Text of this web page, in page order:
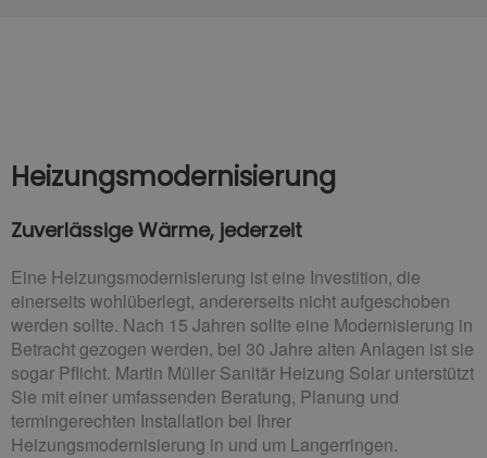
Heizungsmodernisierung
Zuverlässige Wärme, jederzeit
Eine Heizungsmodernisierung ist eine Investition, die
einerseits wohlüberlegt, andererseits nicht aufgeschoben
werden sollte. Nach 15 Jahren sollte eine Modernisierung in
Betracht gezogen werden, bei 30 Jahre alten Anlagen ist sie
sogar Pflicht. Martin Müller Sanitär Heizung Solar unterstützt
Sie mit einer umfassenden Beratung, Planung und
termingerechten Installation bei Ihrer
Heizungsmodernisierung in und um Langerringen.